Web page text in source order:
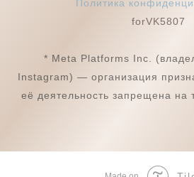
Политика
forVK5807
* Meta Platforms Inc.
Instagram) — организация
её деятельность запрещена на